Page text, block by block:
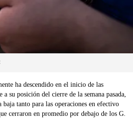
ha descendido en el inicio de las
a su posición del cierre de la semana pasada,
baja tanto para las operaciones en efectivo
cerraron en promedio por debajo de los G.